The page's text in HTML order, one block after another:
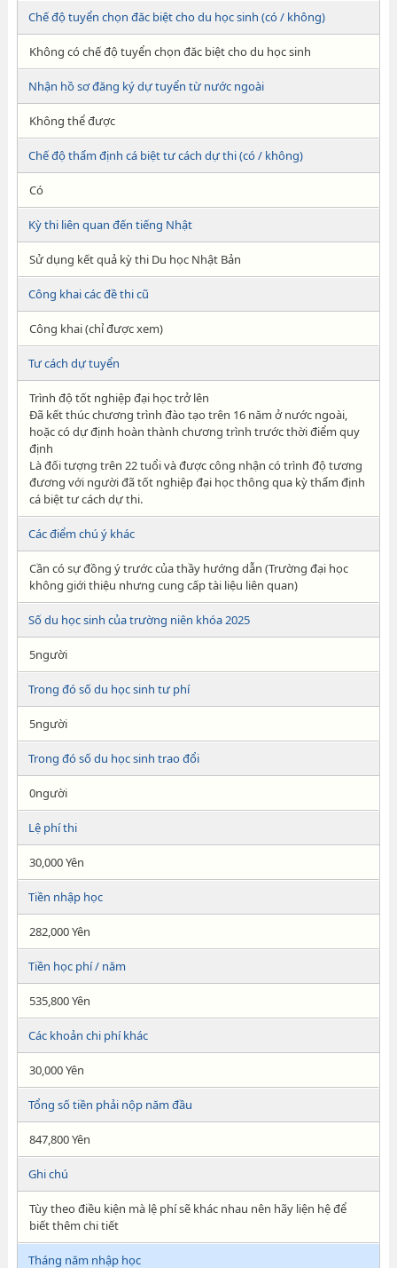
Chế độ tuyển chọn đăc biệt cho du học sinh (có / không)
Không có chế độ tuyển chọn đăc biệt cho du học sinh
Nhận hồ sơ đăng ký dự tuyển từ nước ngoài
Không thể được
Chế độ thẩm định cá biệt tư cách dự thi (có / không)
Có
Kỳ thi liên quan đến tiếng Nhật
Sử dụng kết quả kỳ thi Du học Nhật Bản
Công khai các đề thi cũ
Công khai (chỉ được xem)
Tư cách dự tuyển
Trình độ tốt nghiệp đại học trở lên
Đã kết thúc chương trình đào tạo trên 16 năm ở nước ngoài,
hoặc có dự định hoàn thành chương trình trước thời điểm quy
định
Là đối tượng trên 22 tuổi và được công nhận có trình độ tương
đương với người đã tốt nghiệp đại học thông qua kỳ thẩm định
cá biệt tư cách dự thi.
Các điểm chú ý khác
Cần có sự đồng ý trước của thầy hướng dẫn (Trường đại học
không giới thiệu nhưng cung cấp tài liệu liên quan)
Số du học sinh của trường niên khóa 2025
5người
Trong đó số du học sinh tư phí
5người
Trong đó số du học sinh trao đổi
0người
Lệ phí thi
30,000 Yên
Tiền nhập học
282,000 Yên
Tiền học phí / năm
535,800 Yên
Các khoản chi phí khác
30,000 Yên
Tổng số tiền phải nộp năm đầu
847,800 Yên
Ghi chú
Tùy theo điều kiện mà lệ phí sẽ khác nhau nên hãy liện hệ để
biết thêm chi tiết
Tháng năm nhập học